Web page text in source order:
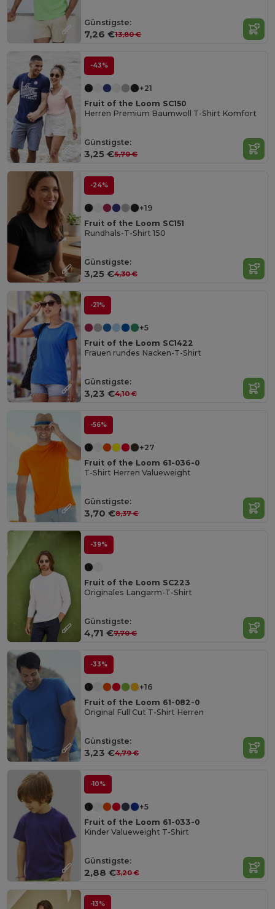
Günstigste:
7,26 €13,80 €
-43%
+21
Fruit of the Loom SC150
Herren Premium Baumwoll T-Shirt Komfort
Günstigste:
3,25 €5,70 €
-24%
+19
Fruit of the Loom SC151
Rundhals-T-Shirt 150
Günstigste:
3,25 €4,30 €
-21%
+5
Fruit of the Loom SC1422
Frauen rundes Nacken-T-Shirt
Günstigste:
3,23 €4,10 €
-56%
+27
Fruit of the Loom 61-036-0
T-Shirt Herren Valueweight
Günstigste:
3,70 €8,37 €
-39%
Fruit of the Loom SC223
Originales Langarm-T-Shirt
Günstigste:
4,71 €7,70 €
-33%
+16
Fruit of the Loom 61-082-0
Original Full Cut T-Shirt Herren
Günstigste:
3,23 €4,79 €
-10%
+5
Fruit of the Loom 61-033-0
Kinder Valueweight T-Shirt
Günstigste:
2,88 €3,20 €
-13%